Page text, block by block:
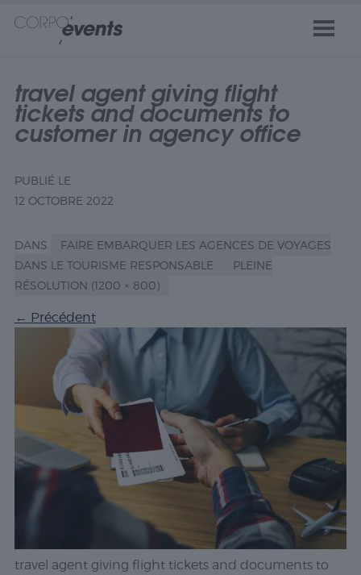
travel agent giving flight
tickets and documents to
customer in agency office
PUBLIÉ LE
12 OCTOBRE 2022
DANS
FAIRE EMBARQUER LES AGENCES DE VOYAGES
DANS LE TOURISME RESPONSABLE
PLEINE
RÉSOLUTION (1200 × 800)
← Précédent
travel agent giving flight tickets and documents to